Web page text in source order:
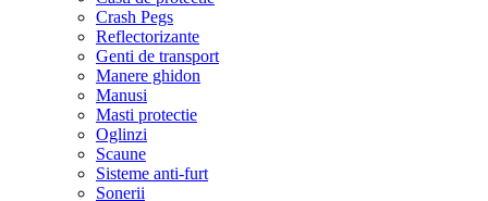
Crash Pegs
Reflectorizante
Genti de transport
Manere ghidon
Manusi
Masti protectie
Oglinzi
Scaune
Sisteme anti-furt
Sonerii